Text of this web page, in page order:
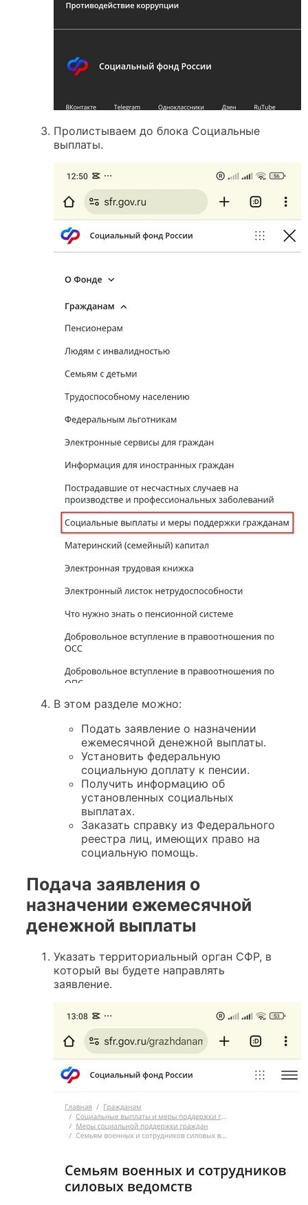
Пролистываем до блока Социальные
выплаты.
В этом разделе можно:
Подать заявление о назначении
ежемесячной денежной выплаты.
Установить федеральную
социальную доплату к пенсии.
Получить информацию об
установленных социальных
выплатах.
Заказать справку из Федерального
реестра лиц, имеющих право на
социальную помощь.
Подача заявления о
назначении ежемесячной
денежной выплаты
Указать территориальный орган СФР, в
который вы будете направлять
заявление.